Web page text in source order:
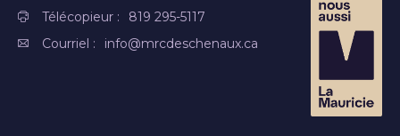
Télécopieur :
819 295-5117
Courriel :
info@mrcdeschenaux.ca